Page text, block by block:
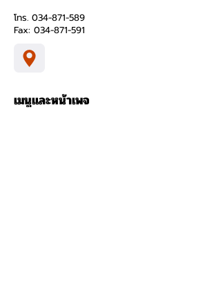
โทร. 034-871-589
Fax: 034-871-591
เมนูและหน้าเพจ